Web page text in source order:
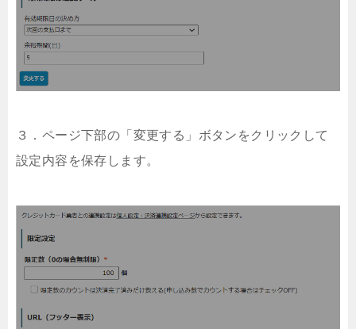
３．ページ下部の「変更する」ボタンをクリックして
設定内容を保存します。